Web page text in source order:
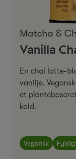
Matcha &
Vanilla
En chai latte-
vanilje.
et
kold.
Vegansk